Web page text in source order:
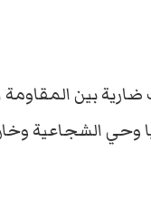
ضارية بين
وحي الشجاعية